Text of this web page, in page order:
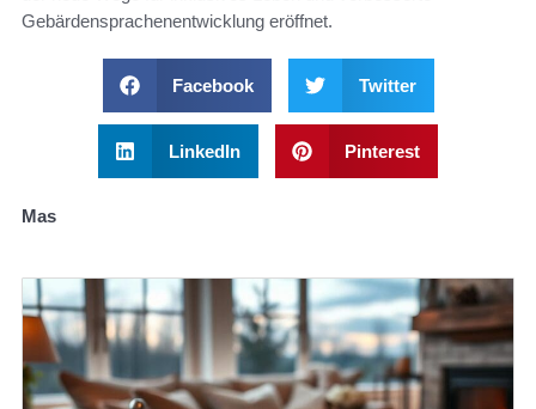
Gebärdensprachenentwicklung eröffnet.
Facebook Twitter
LinkedIn Pinterest
Mas